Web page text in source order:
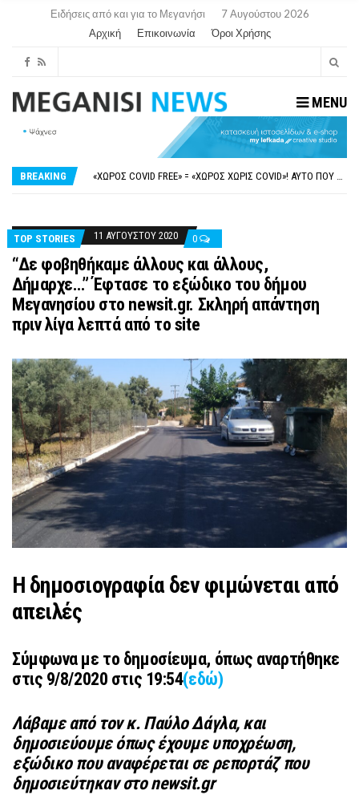
Ειδήσεις από και για το Μεγανήσι
7 Αυγούστου 2026
Αρχική
Επικοινωνία Όροι Χρήσης
MENU
BREAKING
ΝΥΔΡΊ:ΠΙΆΣΤΗΚΑΝ ΣΤΟ ΞΎΛΟ ΟΙ ΙΔΙΟΚΤΉΤΕΣ ΤΟΥΡΙΣΤΙΚΏΝ ΣΚΑΦΏΝ.
«ΧΏΡΟΣ COVID FREE» = «ΧΏΡΟΣ ΧΩΡΊΣ COVID»! ΑΥΤΌ ΠΟΥ ΚΑΝΕΊΣ ΔΕΝ ΈΧΕΙ ΤΟΛΜΉΣΕΙ ΝΑ ΡΩΤΉΣΕΙ
ΠΕΡΊ ΑΝΑΣΤΟΛΉΣ ΝΗΠΙΑΓΩΓΕΊΩΝ ΣΤΗ ΛΕΥΚΆΔΑ
TOP STORIES
11 ΑΥΓΟΎΣΤΟΥ 2020 0
“Δε φοβηθήκαμε άλλους και άλλους,
Δήμαρχε…” Έφτασε το εξώδικο του δήμου
Μεγανησίου στο newsit.gr. Σκληρή απάντηση
πριν λίγα λεπτά από το site
Η δημοσιογραφία δεν φιμώνεται από
απειλές
Σύμφωνα με το δημοσίευμα, όπως αναρτήθηκε
στις 9/8/2020 στις 19:54(εδώ)
Λάβαμε από τον κ. Παύλο Δάγλα, και
δημοσιεύουμε όπως έχουμε υποχρέωση,
εξώδικο που αναφέρεται σε ρεπορτάζ που
δημοσιεύτηκαν στο newsit.gr